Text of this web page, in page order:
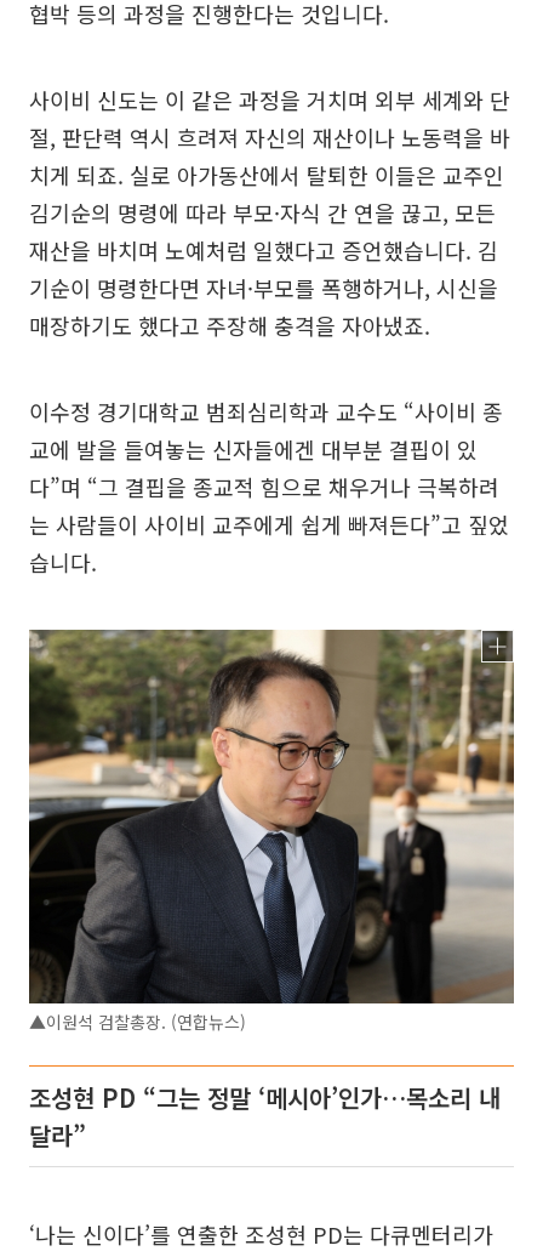
협박 등의 과정을 진행한다는 것입니다.
사이비 신도는 이 같은 과정을 거치며 외부 세계와 단
절, 판단력 역시 흐려져 자신의 재산이나 노동력을 바
치게 되죠. 실로 아가동산에서 탈퇴한 이들은 교주인
김기순의 명령에 따라 부모·자식 간 연을 끊고, 모든
재산을 바치며 노예처럼 일했다고 증언했습니다. 김
기순이 명령한다면 자녀·부모를 폭행하거나, 시신을
매장하기도 했다고 주장해 충격을 자아냈죠.
이수정 경기대학교 범죄심리학과 교수도 “사이비 종
교에 발을 들여놓는 신자들에겐 대부분 결핍이 있
다”며 “그 결핍을 종교적 힘으로 채우거나 극복하려
는 사람들이 사이비 교주에게 쉽게 빠져든다”고 짚었
습니다.
▲이원석 검찰총장. (연합뉴스)
조성현 PD “그는 정말 ‘메시아’인가…목소리 내
달라”
‘나는 신이다’를 연출한 조성현 PD는 다큐멘터리가